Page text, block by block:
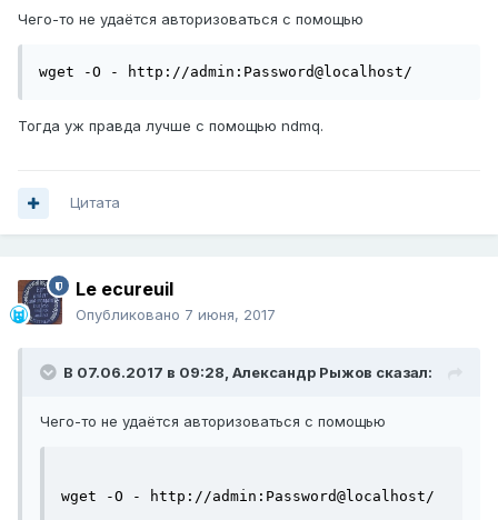
Чего-то не удаётся авторизоваться с помощью
wget -O - http://admin:Password@localhost/
Тогда уж правда лучше с помощью ndmq.
Цитата
Le ecureuil
Опубликовано 7 июня, 2017
В 07.06.2017 в 09:28, Александр Рыжов сказал:
Чего-то не удаётся авторизоваться с помощью
wget -O - http://admin:Password@localhost/